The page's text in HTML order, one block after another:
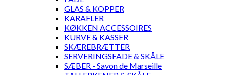
GLAS & KOPPER
KARAFLER
KØKKEN ACCESSOIRES
KURVE & KASSER
SKÆREBRÆTTER
SERVERINGSFADE & SKÅLE
SÆBER - Savon de Marseille